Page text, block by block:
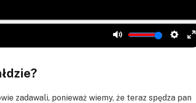
zadawali, ponieważ wiemy, że teraz spędza pan